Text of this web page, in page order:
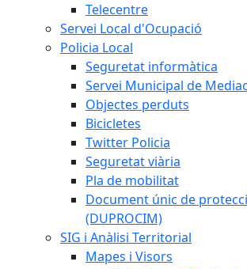
Telecentre
Servei Local d'Ocupació
Policia Local
Seguretat informàtica
Servei Municipal de
Objectes perduts
Bicicletes
Twitter Policia
Seguretat viària
Pla de mobilitat
Document únic de
(DUPROCIM)
SIG i Anàlisi Territorial
Mapes i Visors